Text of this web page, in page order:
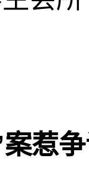
惹